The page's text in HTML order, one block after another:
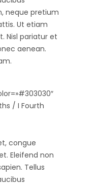
neque pretium
Ut etiam
Nisl pariatur et
aenean.
/ I Fourth
congue
Eleifend non
Tellus